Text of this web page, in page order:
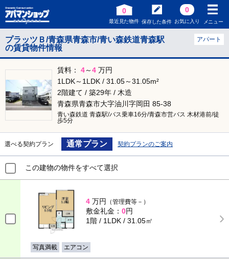
0
最近見た物件 保存した条件
0
お気に入り メニュー
プラッツＢ/青森県青森市/青い森鉄道青森駅
の賃貸物件情報
アパート
賃料： 4～4 万円
1LDK～1LDK / 31.05～31.05m²
2階建て / 築29年 / 木造
青森県青森市大字油川字岡田 85-38
青い森鉄道 青森駅/バス乗車16分/青森市営バス 木材港前/徒
歩5分
選べる契約プラン 通常プラン 契約プランのご案内
この建物の物件をすべて選択
4 万円 （管理費等－）
敷金礼金： 0円
1階 / 1LDK / 31.05㎡
写真満載 エアコン